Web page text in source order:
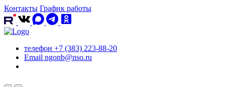
Контакты График работы
телефон +7 (383) 223-88-20
Email ngonb@nso.ru